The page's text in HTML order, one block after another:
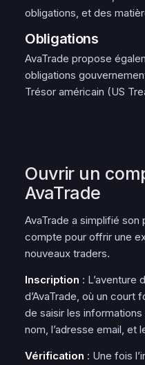
obligations, et des
Obligations
AvaTrade propose
obligations
Trésor américain (US
Ouvrir un
AvaTrade
AvaTrade a simplifié son
compte pour offrir une
nouveaux traders.
Inscription : L’aventure
d’AvaTrade, où un court
de saisir les
nom, l’adresse email, et
Vérification : Une fois